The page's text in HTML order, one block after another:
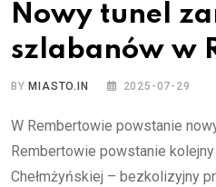
Nowy tunel
szlabanów w
BY MIASTO.IN 2025-07-29
W Rembertowie powstanie
Rembertowie powstanie
Chełmżyńskiej – bezkolizyjny